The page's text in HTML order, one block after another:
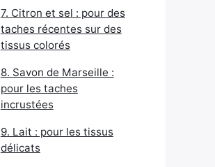
7. Citron et sel : pour des
taches récentes sur des
tissus colorés
8. Savon de Marseille :
pour les taches
incrustées
9. Lait : pour les tissus
délicats